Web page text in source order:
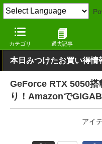
カテゴリ 過去記事
窓の杜 セール
本日みつけたお買い得情
GeForce RTX 5050搭
り！Amazonで
アイ